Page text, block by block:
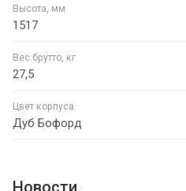
Высота, мм
1517
Вес брутто, кг
27,5
Цвет корпуса
Дуб Бофорд
Новости